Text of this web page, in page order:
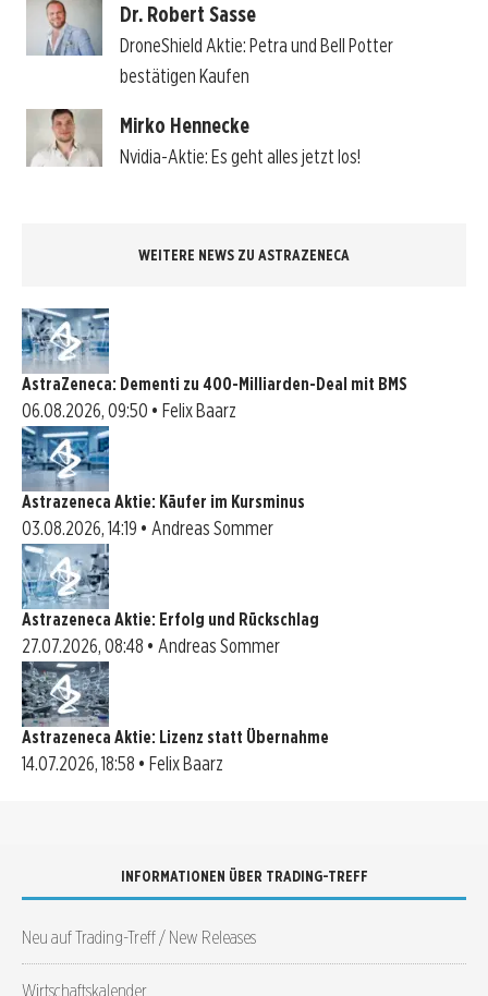
Dr. Robert Sasse
DroneShield Aktie: Petra und Bell Potter
bestätigen Kaufen
Mirko Hennecke
Nvidia-Aktie: Es geht alles jetzt los!
WEITERE NEWS ZU ASTRAZENECA
AstraZeneca: Dementi zu 400-Milliarden-Deal mit BMS
06.08.2026, 09:50 • Felix Baarz
Astrazeneca Aktie: Käufer im Kursminus
03.08.2026, 14:19 • Andreas Sommer
Astrazeneca Aktie: Erfolg und Rückschlag
27.07.2026, 08:48 • Andreas Sommer
Astrazeneca Aktie: Lizenz statt Übernahme
14.07.2026, 18:58 • Felix Baarz
INFORMATIONEN ÜBER TRADING-TREFF
Neu auf Trading-Treff / New Releases
Wirtschaftskalender